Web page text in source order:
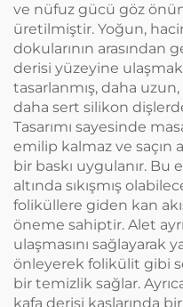
ve nüfuz gücü göz
üretilmiştir. Yoğun,
dokularının arasından
derisi yüzeyine ulaşmak
tasarlanmış, daha
daha sert silikon
Tasarımı sayesinde
emilip kalmaz ve saçın
bir baskı uygulanır. Bu
altında sıkışmış
foliküllere giden kan
öneme sahiptir. Alet
ulaşmasını sağlayarak
önleyerek folikülit gibi
bir temizlik sağlar.
kafa derisi kaslarında